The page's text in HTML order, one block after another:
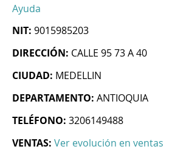
Ayuda
NIT: 9015985203
DIRECCIÓN: CALLE 95 73 A 40
CIUDAD: MEDELLIN
DEPARTAMENTO: ANTIOQUIA
TELÉFONO: 3206149488
VENTAS: Ver evolución en ventas